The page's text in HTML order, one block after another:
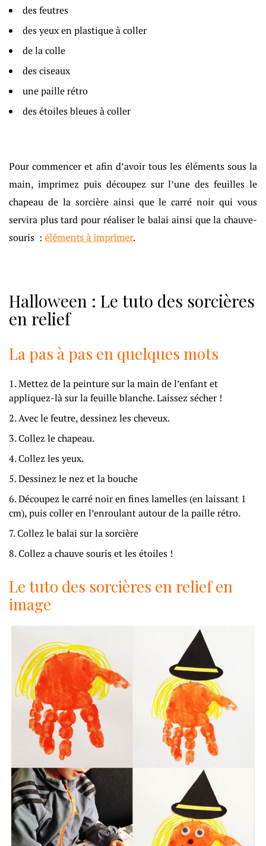
des feutres
des yeux en plastique à coller
de la colle
des ciseaux
une paille rétro
des étoiles bleues à coller
Pour commencer et afin d’avoir tous les éléments sous la
main, imprimez puis découpez sur l’une des feuilles le
chapeau de la sorcière ainsi que le carré noir qui vous
servira plus tard pour réaliser le balai ainsi que la chauve-
souris : éléments à imprimer.
Halloween : Le tuto des sorcières
en relief
La pas à pas en quelques mots
Mettez de la peinture sur la main de l’enfant et
appliquez-là sur la feuille blanche. Laissez sécher !
Avec le feutre, dessinez les cheveux.
Collez le chapeau.
Collez les yeux.
Dessinez le nez et la bouche
Découpez le carré noir en fines lamelles (en laissant 1
cm), puis coller en l’enroulant autour de la paille rétro.
Collez le balai sur la sorcière
Collez a chauve souris et les étoiles !
Le tuto des sorcières en relief en
image